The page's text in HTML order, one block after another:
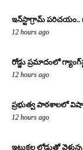
ఇన్‌స్టాగ్రామ్ పరిచయం..
12 hours ago
రోడ్డు ప్రమాదంలో
12 hours ago
ప్రభుత్వ పాఠశాలలో
12 hours ago
ఇటుకల లోడుతో